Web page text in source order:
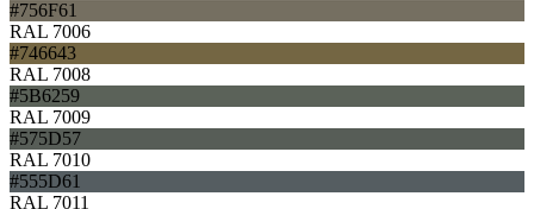
#756F61
RAL 7006
#746643
RAL 7008
#5B6259
RAL 7009
#575D57
RAL 7010
#555D61
RAL 7011